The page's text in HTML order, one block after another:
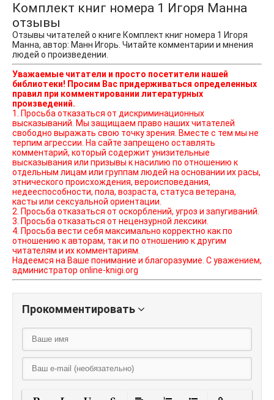
Комплект книг номера 1 Игоря Манна
отзывы
Отзывы читателей о книге Комплект книг номера 1 Игоря
Манна, автор: Манн Игорь. Читайте комментарии и мнения
людей о произведении.
Уважаемые читатели и просто посетители нашей
библиотеки! Просим Вас придерживаться определенных
правил при комментировании литературных
произведений.
1. Просьба отказаться от дискриминационных
высказываний. Мы защищаем право наших читателей
свободно выражать свою точку зрения. Вместе с тем мы не
терпим агрессии. На сайте запрещено оставлять
комментарий, который содержит унизительные
высказывания или призывы к насилию по отношению к
отдельным лицам или группам людей на основании их расы,
этнического происхождения, вероисповедания,
недееспособности, пола, возраста, статуса ветерана,
касты или сексуальной ориентации.
2. Просьба отказаться от оскорблений, угроз и запугиваний.
3. Просьба отказаться от нецензурной лексики.
4. Просьба вести себя максимально корректно как по
отношению к авторам, так и по отношению к другим
читателям и их комментариям.
Надеемся на Ваше понимание и благоразумие. С уважением,
администратор online-knigi.org
Прокомментировать